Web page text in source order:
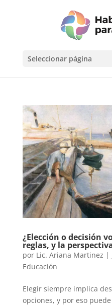
Seleccionar página
¿Elección o decisión
reglas, y la
por Lic. Ariana Martinez |
Educación
Elegir siempre implica
opciones, y por eso